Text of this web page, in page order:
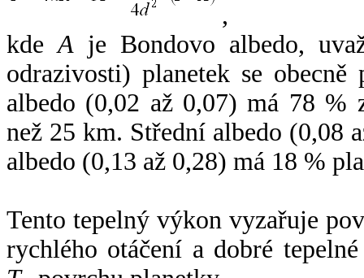
,
kdeA je Bondovo albedo,
odrazivosti) planetek se
albedo (0,02 až 0,07) má 78 %
než 25 km. Střední albedo (0,08
albedo (0,13 až 0,28) má 18 %
Tento tepelný výkon vyzařuje
rychlého otáčení a dobré